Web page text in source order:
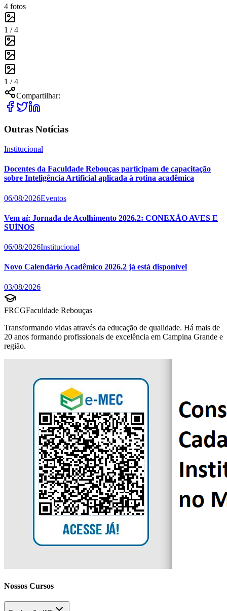
4 fotos
1 /4
1 /4
Compartilhar:
Outras Notícias
Institucional
Docentes da Faculdade Rebouças participam de capacitação
sobre Inteligência Artificial aplicada à rotina acadêmica
06/08/2026Eventos
Vem aí: Jornada de Acolhimento 2026.2: CONEXÃO AVES E
SUÍNOS
06/08/2026Institucional
Novo Calendário Acadêmico 2026.2 já está disponível
03/08/2026
FRCGFaculdade Rebouças
Transformando vidas através da educação de qualidade. Há mais de
20 anos formando profissionais de excelência em Campina Grande e
região.
Nossos Cursos